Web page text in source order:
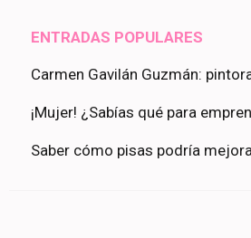
ENTRADAS POPULARES
Carmen Gavilán Guzmán:
¡Mujer! ¿Sabías qué para
Saber cómo pisas podría